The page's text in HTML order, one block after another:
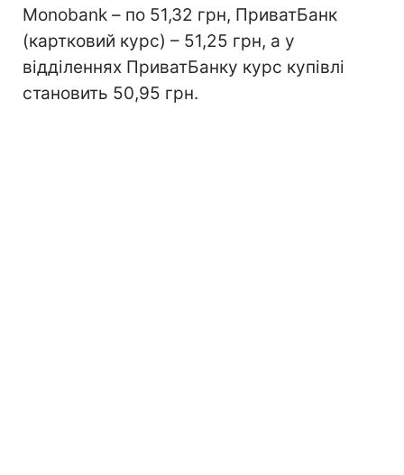
Monobank – по 51,32 грн, ПриватБанк
(картковий курс) – 51,25 грн, а у
відділеннях ПриватБанку курс купівлі
становить 50,95 грн.